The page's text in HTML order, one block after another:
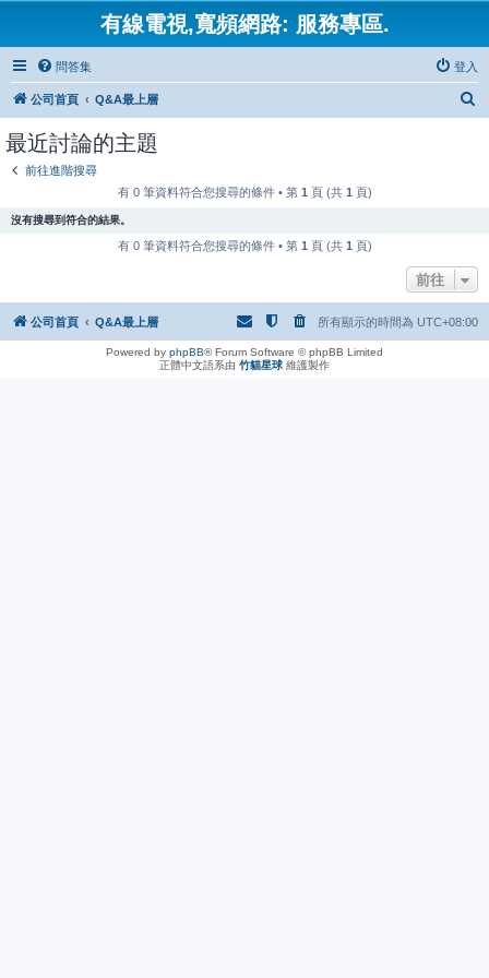
有線電視,寬頻網路: 服務專區.
問答集 登入
公司首頁 Q&A最上層
最近討論的主題
前往進階搜尋
有 0 筆資料符合您搜尋的條件 • 第 1 頁 (共 1 頁)
沒有搜尋到符合的結果。
有 0 筆資料符合您搜尋的條件 • 第 1 頁 (共 1 頁)
前往
公司首頁 Q&A最上層 所有顯示的時間為 UTC+08:00
Powered by phpBB® Forum Software © phpBB Limited
正體中文語系由 竹貓星球 維護製作